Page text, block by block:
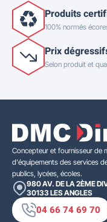
Produits
100% normés
Prix
Selon produit et
Concepteur et fournisseur de
d'équipements des services
publics, lycées, écoles.
980 AV. DE LA 2ÈME
30133 LES ANGLES
04 66 74 69 70